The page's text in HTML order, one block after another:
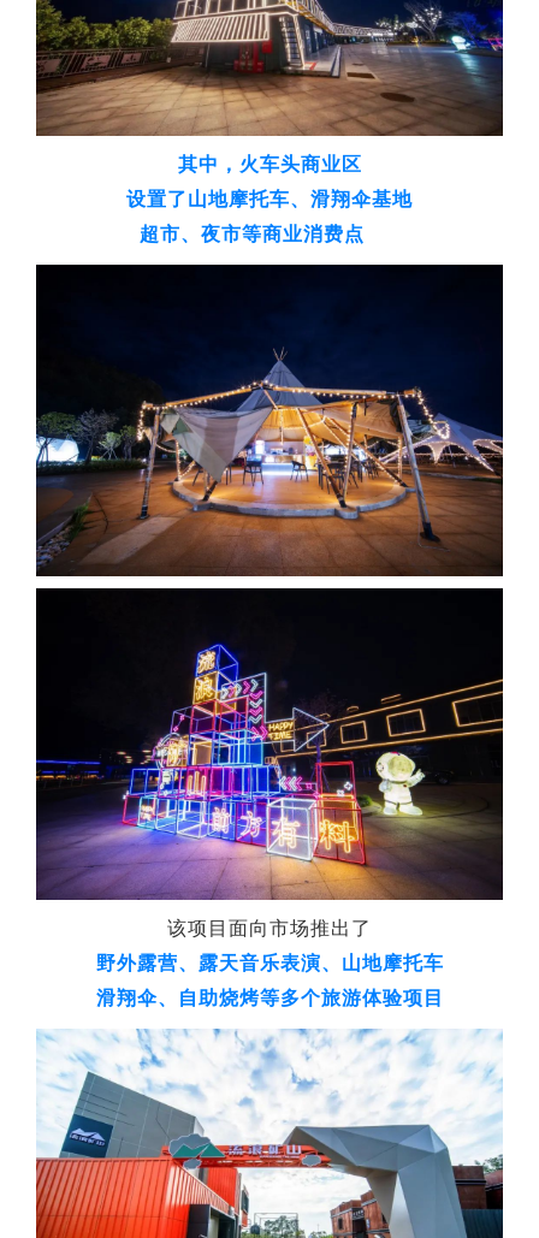
其中，火车头商业区
设置了山地摩托车、滑翔伞基地
超市、夜市等商业消费点
该项目 面向市场推出了
野外露营、露天音乐表演、山地摩托车
滑翔伞、自助烧烤等多个旅游体验项目